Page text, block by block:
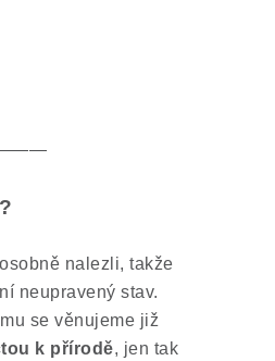
nalezli, takže
neupravený stav.
se věnujeme již
k přírodě, jen tak